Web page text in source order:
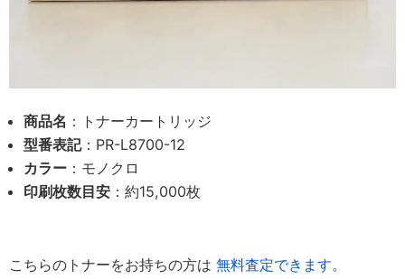
商品名 ：トナーカートリッジ
型番表記：PR-L8700-12
カラー ：モノクロ
印刷枚数目安 ：約15,000枚
こちらのトナーをお持ちの方は 無料査定できます。